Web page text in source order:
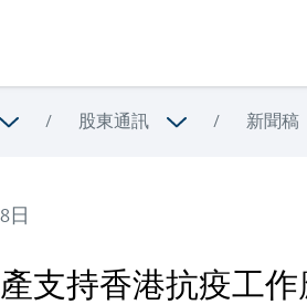
/ 股東通訊 / 新聞稿
日
支持香港抗疫工